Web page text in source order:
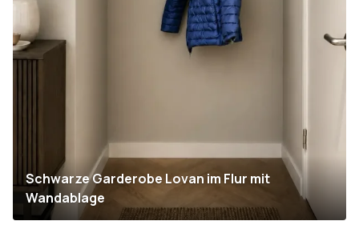
Schwarze Garderobe Lovan im Flur mit
Wandablage